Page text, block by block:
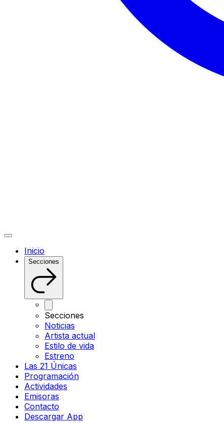
Inicio
Secciones
Secciones
Noticias
Artista actual
Estilo de vida
Estreno
Las 21 Únicas
Programación
Actividades
Emisoras
Contacto
Descargar App